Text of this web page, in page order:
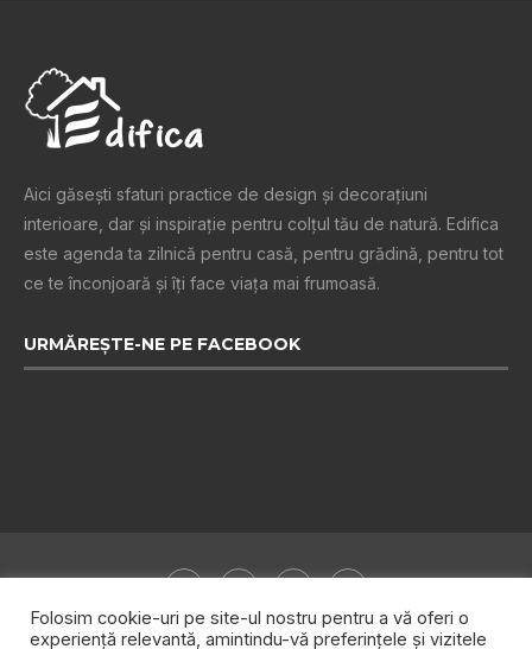
Aici găsești sfaturi practice de design şi decoraţiuni
interioare, dar și inspiraţie pentru colţul tău de natură. Edifica
este agenda ta zilnică pentru casă, pentru grădină, pentru tot
ce te înconjoară şi îţi face viaţa mai frumoasă.
URMĂREȘTE-NE PE FACEBOOK
Folosim cookie-uri pe site-ul nostru pentru a vă oferi o
experiență relevantă, amintindu-vă preferințele și vizitele